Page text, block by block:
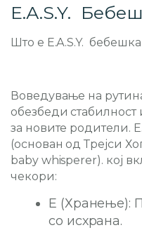
Е.А.S.Y.
Што е Е.А.S.Y.
Воведување на
обезбеди
за новите родители.
(основан од Трејси
baby whisperer). кој
чекори:
Е (Хранење):
со исхрана.